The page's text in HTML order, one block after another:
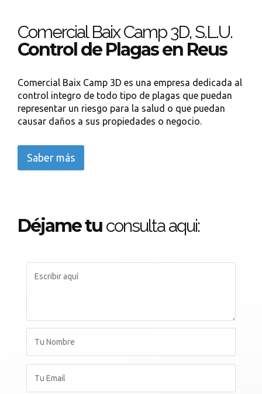
Comercial Baix Camp 3D, S.L.U.
Control de Plagas en Reus
Comercial Baix Camp 3D es una empresa dedicada al
control integro de todo tipo de plagas que puedan
representar un riesgo para la salud o que puedan
causar daños a sus propiedades o negocio.
Saber más
Déjame tu consulta aqui: